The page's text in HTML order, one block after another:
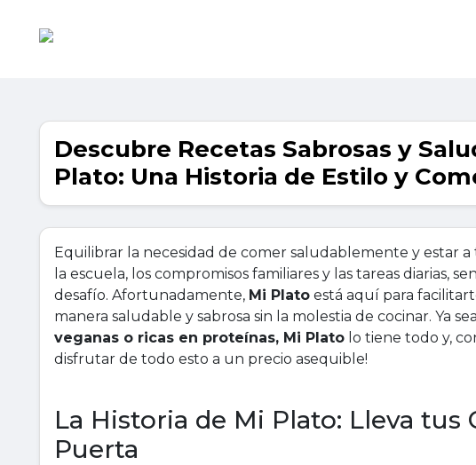
Descubre Recetas Sabrosas y
Plato: Una Historia de Estilo y
Equilibrar la necesidad de comer saludablemente y estar
la escuela, los compromisos familiares y las tareas diarias,
desafío. Afortunadamente, Mi Plato está aquí para
manera saludable y sabrosa sin la molestia de cocinar. Ya
veganas o ricas en proteínas, Mi Plato lo tiene todo y,
disfrutar de todo esto a un precio asequible!
La Historia de Mi Plato: Lleva tus
Puerta